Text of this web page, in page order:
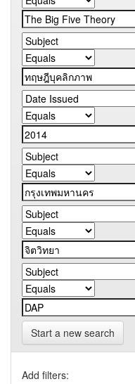
Start a new search
Add filters: